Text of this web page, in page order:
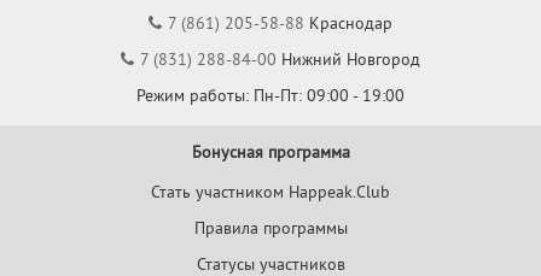
7 (861) 205-58-88 Краснодар
7 (831) 288-84-00 Нижний Новгород
Режим работы: Пн-Пт: 09:00 - 19:00
Бонусная программа
Стать участником Happeak.Club
Правила программы
Статусы участников